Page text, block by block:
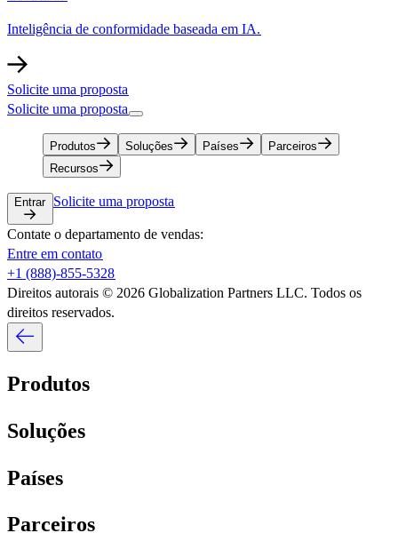
Inteligência de conformidade baseada em IA.​​
Solicite uma proposta​​
Solicite uma proposta​​
Produtos​​ Soluções​​ Países​​
Parceiros​​
Recursos​​
Entrar​​ Solicite uma proposta​​
Contate o departamento de vendas:​​
Entre em contato​​
+1 (888)-855-5328​​
Direitos autorais © 2026 Globalization Partners LLC. Todos os
direitos reservados.​​
Produtos​​
Soluções​​
Países​​
Parceiros​​